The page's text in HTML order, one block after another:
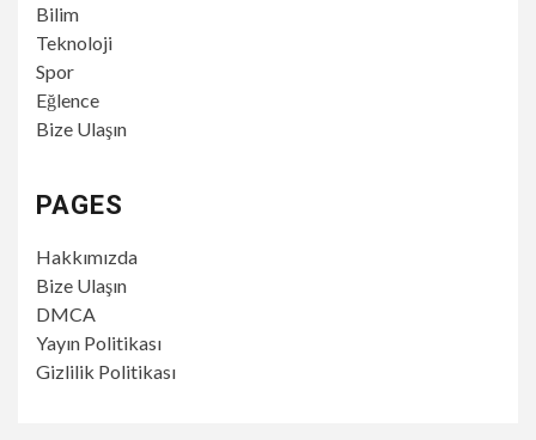
Bilim
Teknoloji
Spor
Eğlence
Bize Ulaşın
PAGES
Hakkımızda
Bize Ulaşın
DMCA
Yayın Politikası
Gizlilik Politikası